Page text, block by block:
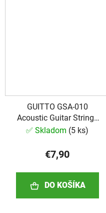
GUITTO GSA-010
Acoustic Guitar Strings
10-48
✅ Skladom (5 ks)
€7,90
DO KOŠÍKA